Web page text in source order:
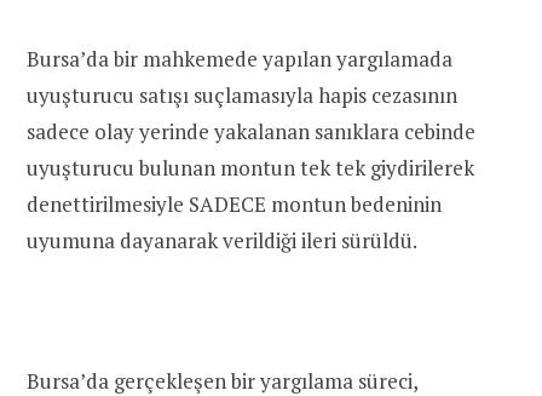
Bursa’da bir mahkemede yapılan yargılamada
uyuşturucu satışı suçlamasıyla hapis cezasının
sadece olay yerinde yakalanan sanıklara cebinde
uyuşturucu bulunan montun tek tek giydirilerek
denettirilmesiyle SADECE montun bedeninin
uyumuna dayanarak verildiği ileri sürüldü.
Bursa’da gerçekleşen bir yargılama süreci,